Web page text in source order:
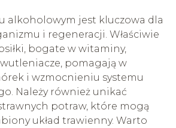
alkoholowym jest kluczowa dla
i regeneracji. Właściwie
bogate w witaminy,
pomagają w
i wzmocnieniu systemu
Należy również unikać
potraw, które mogą
układ trawienny. Warto